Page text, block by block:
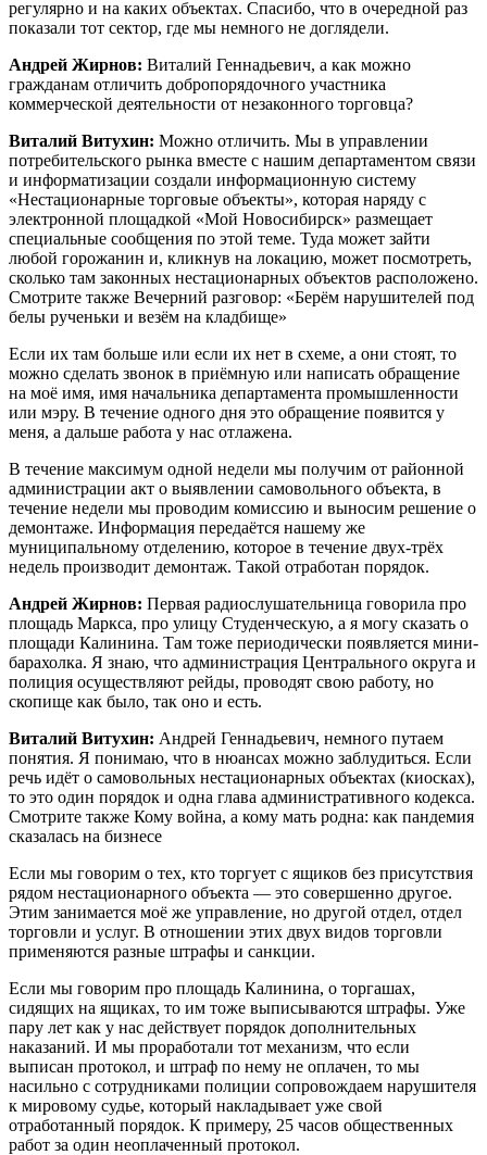
регулярно и на каких объектах. Спасибо, что в очередной раз
показали тот сектор, где мы немного не доглядели.
Андрей Жирнов: Виталий Геннадьевич, а как можно
гражданам отличить добропорядочного участника
коммерческой деятельности от незаконного торговца?
Виталий Витухин: Можно отличить. Мы в управлении
потребительского рынка вместе с нашим департаментом связи
и информатизации создали информационную систему
«Нестационарные торговые объекты», которая наряду с
электронной площадкой «Мой Новосибирск» размещает
специальные сообщения по этой теме. Туда может зайти
любой горожанин и, кликнув на локацию, может посмотреть,
сколько там законных нестационарных объектов расположено.
Смотрите также Вечерний разговор: «Берём нарушителей под
белы рученьки и везём на кладбище»
Если их там больше или если их нет в схеме, а они стоят, то
можно сделать звонок в приёмную или написать обращение
на моё имя, имя начальника департамента промышленности
или мэру. В течение одного дня это обращение появится у
меня, а дальше работа у нас отлажена.
В течение максимум одной недели мы получим от районной
администрации акт о выявлении самовольного объекта, в
течение недели мы проводим комиссию и выносим решение о
демонтаже. Информация передаётся нашему же
муниципальному отделению, которое в течение двух-трёх
недель производит демонтаж. Такой отработан порядок.
Андрей Жирнов: Первая радиослушательница говорила про
площадь Маркса, про улицу Студенческую, а я могу сказать о
площади Калинина. Там тоже периодически появляется мини-
барахолка. Я знаю, что администрация Центрального округа и
полиция осуществляют рейды, проводят свою работу, но
скопище как было, так оно и есть.
Виталий Витухин: Андрей Геннадьевич, немного путаем
понятия. Я понимаю, что в нюансах можно заблудиться. Если
речь идёт о самовольных нестационарных объектах (киосках),
то это один порядок и одна глава административного кодекса.
Смотрите также Кому война, а кому мать родна: как пандемия
сказалась на бизнесе
Если мы говорим о тех, кто торгует с ящиков без присутствия
рядом нестационарного объекта — это совершенно другое.
Этим занимается моё же управление, но другой отдел, отдел
торговли и услуг. В отношении этих двух видов торговли
применяются разные штрафы и санкции.
Если мы говорим про площадь Калинина, о торгашах,
сидящих на ящиках, то им тоже выписываются штрафы. Уже
пару лет как у нас действует порядок дополнительных
наказаний. И мы проработали тот механизм, что если
выписан протокол, и штраф по нему не оплачен, то мы
насильно с сотрудниками полиции сопровождаем нарушителя
к мировому судье, который накладывает уже свой
отработанный порядок. К примеру, 25 часов общественных
работ за один неоплаченный протокол.